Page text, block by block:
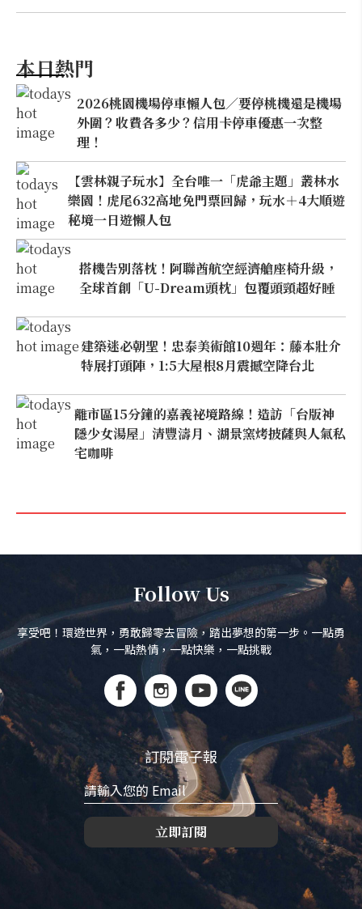
本日熱門
2026桃園機場停車懶人包／要停桃機還是機場
外圍？收費各多少？信用卡停車優惠一次整
理！
【雲林親子玩水】全台唯一「虎爺主題」叢林水
樂園！虎尾632高地免門票回歸，玩水＋4大順遊
秘境一日遊懶人包
搭機告別落枕！阿聯酋航空經濟艙座椅升級，
全球首創「U-Dream頭枕」包覆頭頸超好睡
建築迷必朝聖！忠泰美術館10週年：藤本壯介
特展打頭陣，1:5大屋根8月震撼空降台北
離市區15分鐘的嘉義祕境路線！造訪「台版神
隱少女湯屋」清豐濤月、湖景窯烤披薩與人氣私
宅咖啡
Follow Us
享受吧！環遊世界，勇敢歸零去冒險，踏出夢想的第一步。一點勇
氣，一點熱情，一點快樂，一點挑戰
訂閱電子報
立即訂閱